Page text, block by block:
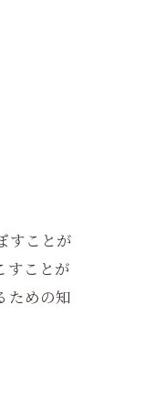
すことが
すことが
ための知